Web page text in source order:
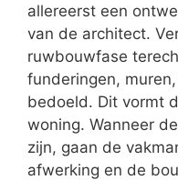
allereerst een
van de architect.
ruwbouwfase
funderingen,
bedoeld. Dit vormt
woning. Wanneer
zijn, gaan de
afwerking en de